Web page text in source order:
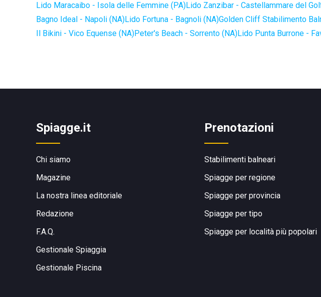
Lido Maracaibo - Isola delle Femmine (PA)Lido Zanzibar - Castellammare del
Bagno Ideal - Napoli (NA)Lido Fortuna - Bagnoli (NA)Golden Cliff Stabilimento
Il Bikini - Vico Equense (NA)Peter's Beach - Sorrento (NA)Lido Punta Burrone -
Spiagge.it
Chi siamo
Magazine
La nostra linea editoriale
Redazione
F.A.Q.
Gestionale Spiaggia
Gestionale Piscina
Prenotazioni
Stabilimenti balneari
Spiagge per regione
Spiagge per provincia
Spiagge per tipo
Spiagge per località più popolari